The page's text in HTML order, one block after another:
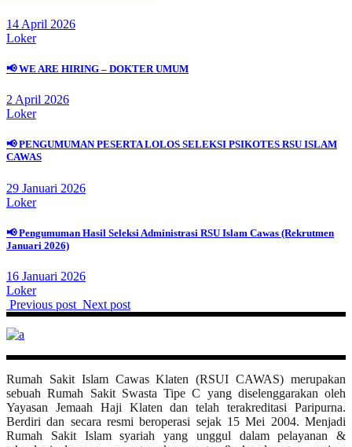
14 April 2026
Loker
📢 WE ARE HIRING – DOKTER UMUM
2 April 2026
Loker
📢 PENGUMUMAN PESERTA LOLOS SELEKSI PSIKOTES RSU ISLAM
CAWAS
29 Januari 2026
Loker
📢 Pengumuman Hasil Seleksi Administrasi RSU Islam Cawas (Rekrutmen
Januari 2026)
16 Januari 2026
Loker
Previous post Next post
Rumah Sakit Islam Cawas Klaten (RSUI CAWAS) merupakan
sebuah Rumah Sakit Swasta Tipe C yang diselenggarakan oleh
Yayasan Jemaah Haji Klaten dan telah terakreditasi Paripurna.
Berdiri dan secara resmi beroperasi sejak 15 Mei 2004. Menjadi
Rumah Sakit Islam syariah yang unggul dalam pelayanan &